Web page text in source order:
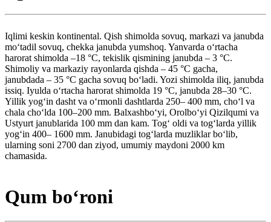
Iqlimi keskin kontinental. Qish shimolda sovuq, markazi va janubda
moʻtadil sovuq, chekka janubda yumshoq. Yanvarda oʻrtacha
harorat shimolda –18 °C, tekislik qismining janubda – 3 °C.
Shimoliy va markaziy rayonlarda qishda – 45 °C gacha,
janubdada – 35 °C gacha sovuq boʻladi. Yozi shimolda iliq, janubda
issiq. Iyulda oʻrtacha harorat shimolda 19 °C, janubda 28–30 °C.
Yillik yogʻin dasht va oʻrmonli dashtlarda 250– 400 mm, choʻl va
chala choʻlda 100–200 mm. Balxashboʻyi, Orolboʻyi Qizilqumi va
Ustyurt janublarida 100 mm dan kam. Togʻ oldi va togʻlarda yillik
yogʻin 400– 1600 mm. Janubidagi togʻlarda muzliklar boʻlib,
ularning soni 2700 dan ziyod, umumiy maydoni 2000 km
chamasida.
Qum boʻroni